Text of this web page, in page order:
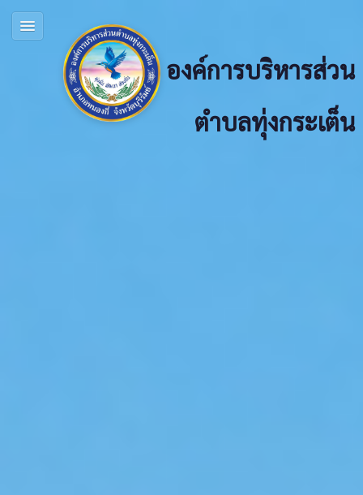
องค์การบริหารส่วน
ตำบลทุ่งกระเต็น